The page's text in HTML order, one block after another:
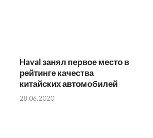
Haval занял первое место в
рейтинге качества
китайских автомобилей
28.06.2020